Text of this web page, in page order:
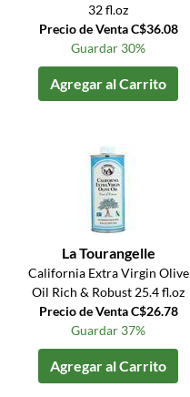
32 fl.oz
Precio de Venta C$36.08
Guardar 30%
Agregar al Carrito
La Tourangelle
California Extra Virgin Olive
Oil Rich & Robust 25.4 fl.oz
Precio de Venta C$26.78
Guardar 37%
Agregar al Carrito